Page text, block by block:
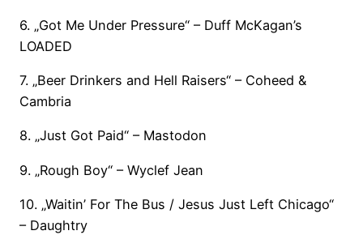
6. „Got Me Under Pressure“ – Duff McKagan’s
LOADED
7. „Beer Drinkers and Hell Raisers“ – Coheed &
Cambria
8. „Just Got Paid“ – Mastodon
9. „Rough Boy“ – Wyclef Jean
10. „Waitin’ For The Bus / Jesus Just Left Chicago“
– Daughtry